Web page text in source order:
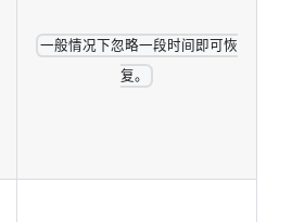
一般情况下忽略一段时间即可恢
复。